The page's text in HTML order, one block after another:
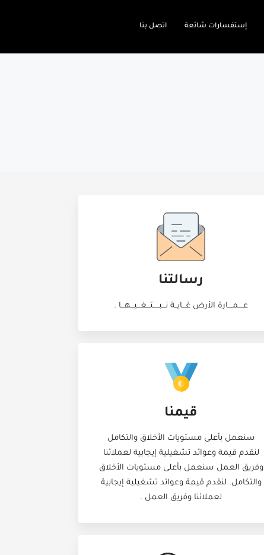
إستفسارات شائعة اتصل بنا
رسالتنا
عــــمــــارة الأرض غـــايــة نـــبـــــتـــغـــيـــهـــا .
قيمنا
سنعمل بأعلى مستويات الأخلاق والتكامل
لنقدم قيمة وعوائد تشغيلية إيجابية لعملائنا
وفريق العمل سنعمل بأعلى مستويات الأخلاق
والتكامل. لنقدم قيمة وعوائد تشغيلية إيجابية
لعملائنا وفريق العمل .